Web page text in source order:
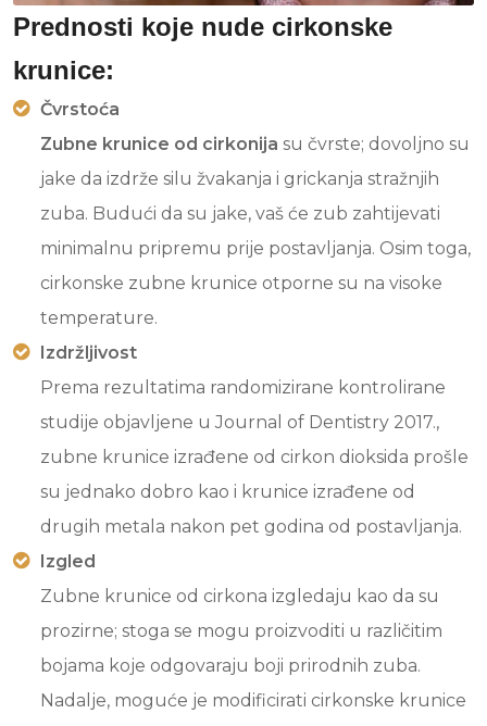
Prednosti koje nude cirkonske
krunice:
Čvrstoća
Zubne krunice od cirkonija su čvrste; dovoljno su
jake da izdrže silu žvakanja i grickanja stražnjih
zuba. Budući da su jake, vaš će zub zahtijevati
minimalnu pripremu prije postavljanja. Osim toga,
cirkonske zubne krunice otporne su na visoke
temperature.
Izdržljivost
Prema rezultatima randomizirane kontrolirane
studije objavljene u Journal of Dentistry 2017.,
zubne krunice izrađene od cirkon dioksida prošle
su jednako dobro kao i krunice izrađene od
drugih metala nakon pet godina od postavljanja.
Izgled
Zubne krunice od cirkona izgledaju kao da su
prozirne; stoga se mogu proizvoditi u različitim
bojama koje odgovaraju boji prirodnih zuba.
Nadalje, moguće je modificirati cirkonske krunice